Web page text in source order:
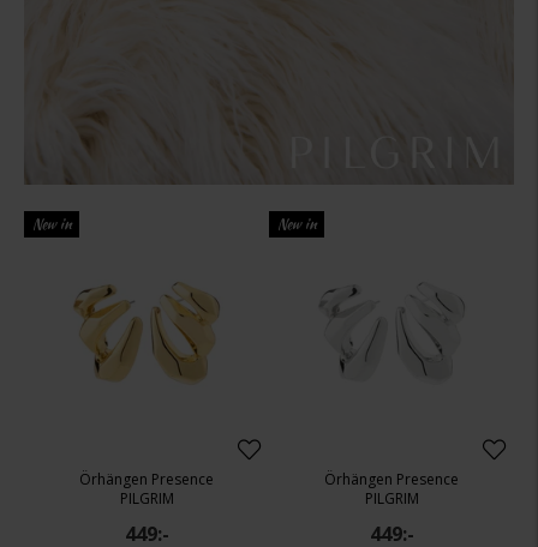
New in
Örhängen Presence
PILGRIM
449:-
New in
Örhängen Presence
PILGRIM
449:-